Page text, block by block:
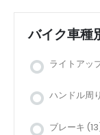
バイク車種
ライトアッ
ハンドル周り
ブレーキ